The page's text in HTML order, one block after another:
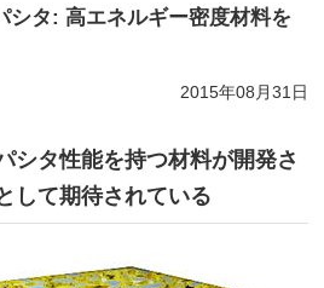
シタ: 高エネルギー密度材料を
2015年08月31日
シタ性能を持つ材料が開発さ
して期待されている